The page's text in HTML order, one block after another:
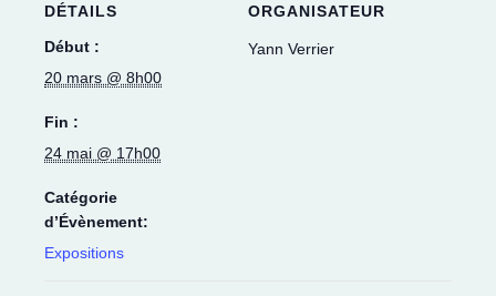
DÉTAILS
Début :
20 mars @ 8h00
Fin :
24 mai @ 17h00
Catégorie
d’Évènement:
Expositions
ORGANISATEUR
Yann Verrier